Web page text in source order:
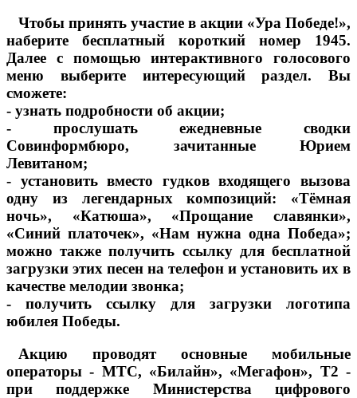
Чтобы принять участие в акции «Ура Победе!»,
наберите бесплатный короткий номер 1945.
Далее с помощью интерактивного голосового
меню выберите интересующий раздел. Вы
сможете:
- узнать подробности об акции;
- прослушать ежедневные сводки
Совинформбюро, зачитанные Юрием
Левитаном;
- установить вместо гудков входящего вызова
одну из легендарных композиций: «Тёмная
ночь», «Катюша», «Прощание славянки»,
«Синий платочек», «Нам нужна одна Победа»;
можно также получить ссылку для бесплатной
загрузки этих песен на телефон и установить их в
качестве мелодии звонка;
- получить ссылку для загрузки логотипа
юбилея Победы.
Акцию проводят основные мобильные
операторы - МТС, «Билайн», «Мегафон», Т2 -
при поддержке Министерства цифрового